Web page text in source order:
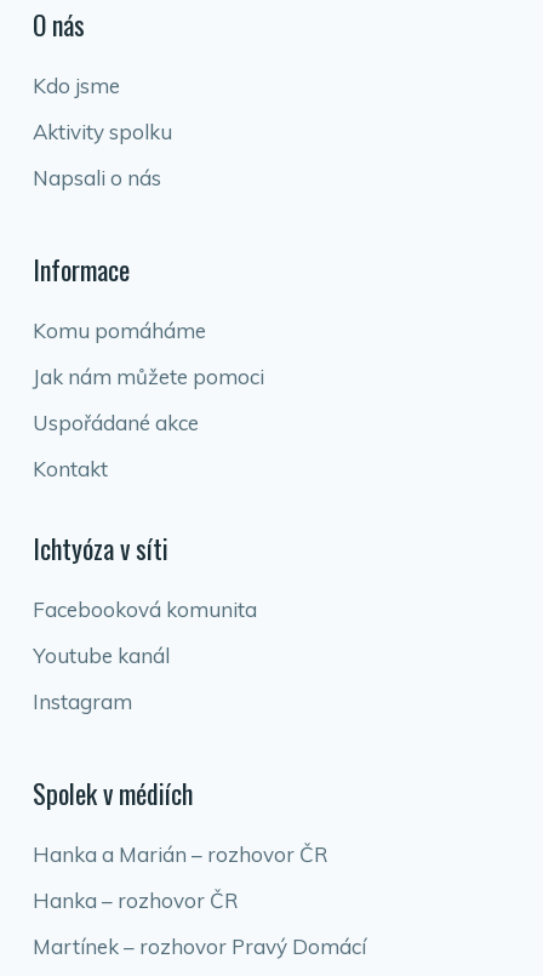
O nás
Kdo jsme
Aktivity spolku
Napsali o nás
Informace
Komu pomáháme
Jak nám můžete pomoci
Uspořádané akce
Kontakt
Ichtyóza v síti
Facebooková komunita
Youtube kanál
Instagram
Spolek v médiích
Hanka a Marián – rozhovor ČR
Hanka – rozhovor ČR
Martínek – rozhovor Pravý Domácí